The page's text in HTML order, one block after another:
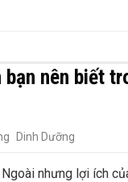
bạn nên biết
Dinh Dưỡng
Ngoài nhưng lợi ích